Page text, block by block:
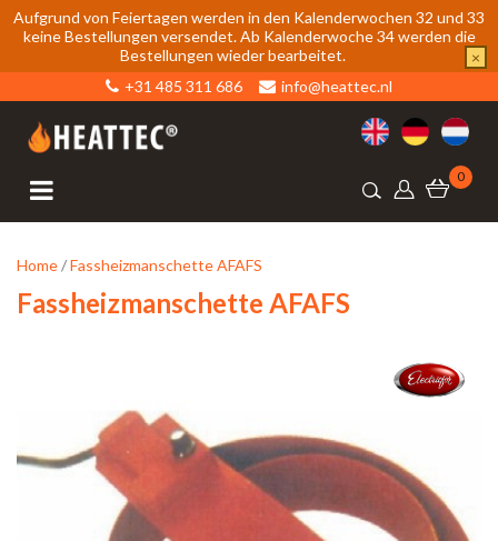
Aufgrund von Feiertagen werden in den Kalenderwochen 32 und 33
keine Bestellungen versendet. Ab Kalenderwoche 34 werden die
Bestellungen wieder bearbeitet.
×
+31 485 311 686
info@heattec.nl
0
Home/Fassheizmanschette AFAFS
Fassheizmanschette AFAFS